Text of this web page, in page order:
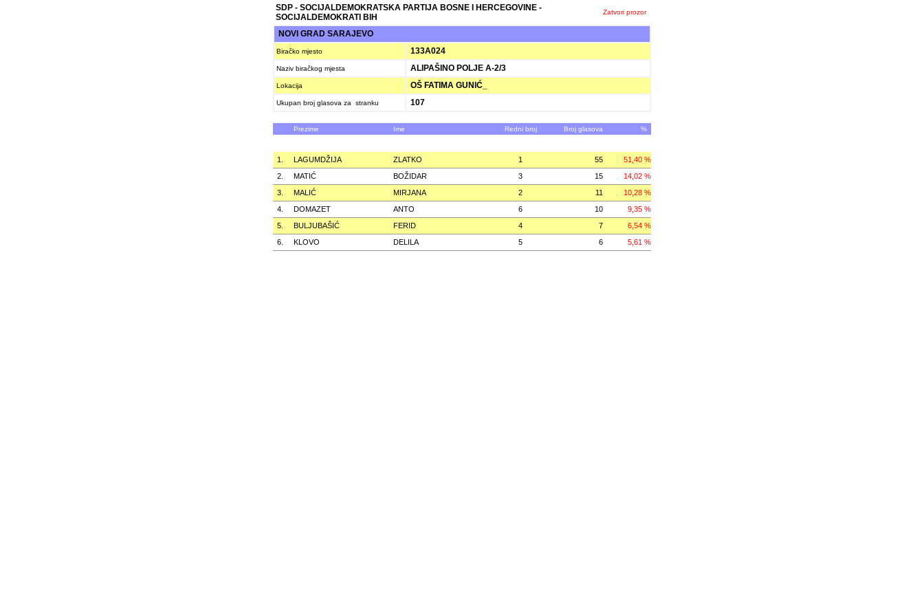
SDP - SOCIJALDEMOKRATSKA PARTIJA BOSNE I HERCEGOVINE -
SOCIJALDEMOKRATI BIH
Zatvori prozor
NOVI GRAD SARAJEVO
Biračko mjesto 133A024
Naziv biračkog mjesta ALIPAŠINO POLJE A-2/3
Lokacija OŠ FATIMA GUNIĆ_
Ukupan broj glasova za stranku 107
Prezime Ime Redni broj Broj glasova %
1. LAGUMDŽIJA ZLATKO 1 55
51,40 %
2.
MATIĆ BOŽIDAR 3 15
14,02 %
3.
MALIĆ MIRJANA 2 11
10,28 %
4.
DOMAZET ANTO 6 10
9,35 %
5.
BULJUBAŠIĆ FERID 4 7
6,54 %
6.
KLOVO DELILA 5 6 5,61 %